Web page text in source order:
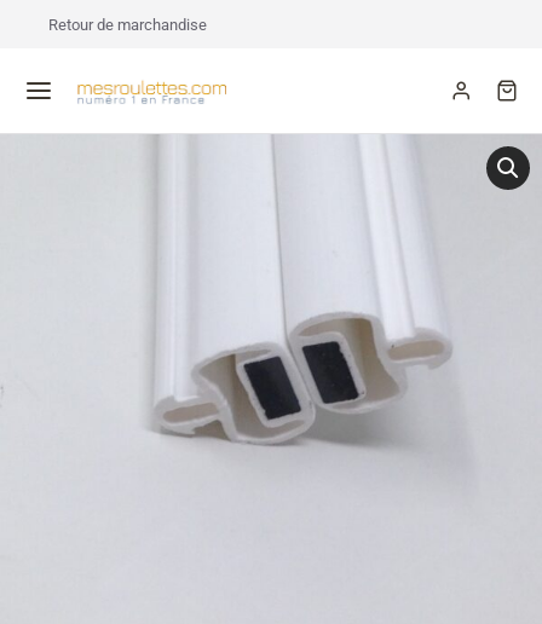
Retour de marchandise